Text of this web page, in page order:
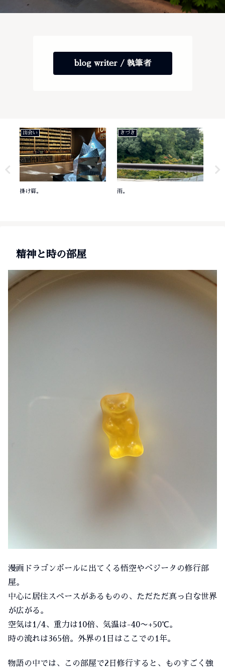
blog writer / 執筆者
出会い
掛け算。
きづき
雨。
精神と時の部屋
漫画ドラゴンボールに出てくる悟空やベジータの修行部
屋。
中心に居住スペースがあるものの、ただただ真っ白な世界
が広がる。
空気は1/4、重力は10倍、気温は-40〜+50℃。
時の流れは365倍。外界の1日はここでの1年。
物語の中では、この部屋で2日修行すると、ものすごく強